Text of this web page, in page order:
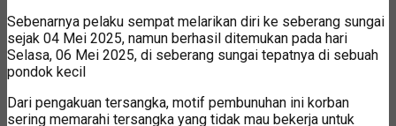
Sebenarnya pelaku sempat melarikan diri ke seberang sungai
sejak 04 Mei 2025, namun berhasil ditemukan pada hari
Selasa, 06 Mei 2025, di seberang sungai tepatnya di sebuah
pondok kecil
Dari pengakuan tersangka, motif pembunuhan ini korban
sering memarahi tersangka yang tidak mau bekerja untuk